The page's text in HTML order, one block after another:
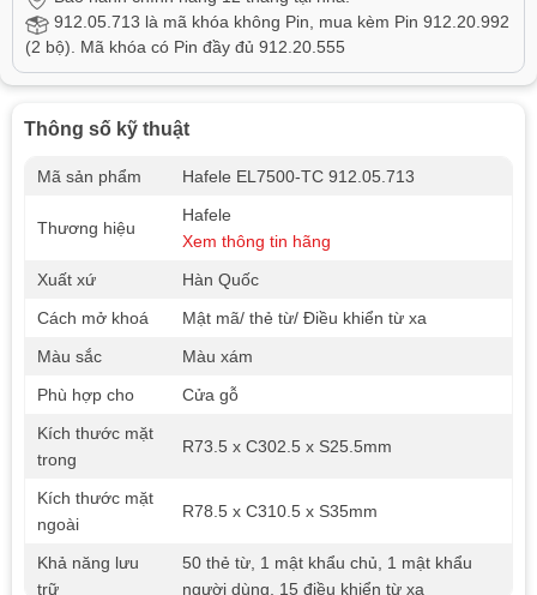
912.05.713 là mã khóa không Pin, mua kèm Pin 912.20.992
(2 bộ). Mã khóa có Pin đầy đủ 912.20.555
Thông số kỹ thuật
Mã sản phẩm Hafele EL7500-TC 912.05.713
Thương hiệu
Hafele
Xem thông tin hãng
Xuất xứ
Hàn Quốc
Cách mở khoá
Mật mã/ thẻ từ/ Điều khiển từ xa
Màu sắc
Màu xám
Phù hợp cho
Cửa gỗ
Kích thước mặt
trong
R73.5 x C302.5 x S25.5mm
Kích thước mặt
ngoài
R78.5 x C310.5 x S35mm
Khả năng lưu
trữ
50 thẻ từ, 1 mật khẩu chủ, 1 mật khẩu
người dùng, 15 điều khiển từ xa